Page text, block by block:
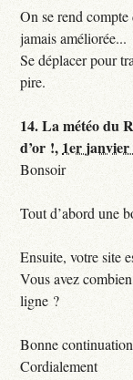
On se rend
jamais améliorée...
Se déplacer pour
pire.
14.La météo du
d’or !, 1er janvier
Bonsoir
Tout d’abord une
Ensuite, votre site
Vous avez
ligne ?
Bonne
Cordialement